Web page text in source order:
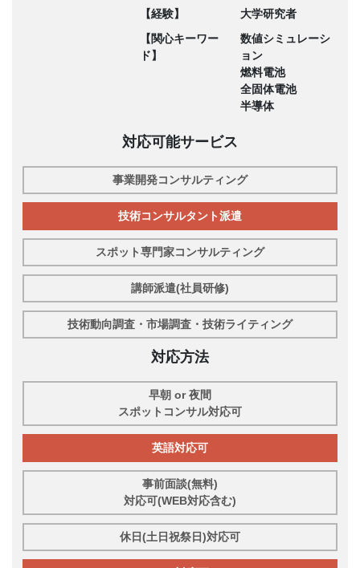
【経験】
大学研究者
【関心キーワー
ド】
数値シミュレーシ
ョン
燃料電池
全固体電池
半導体
対応可能サービス
事業開発コンサルティング
技術コンサルタント派遣
スポット専門家コンサルティング
講師派遣(社員研修)
技術動向調査・市場調査・技術ライティング
対応方法
早朝 or 夜間
スポットコンサル対応可
英語対応可
事前面談(無料)
対応可(WEB対応含む)
休日(土日祝祭日)対応可